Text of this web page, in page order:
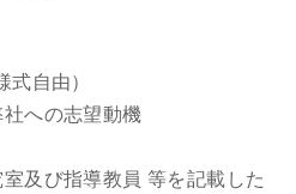
自由）
への志望動機
及び指導教員 等を記載した